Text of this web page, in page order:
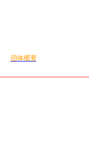
団体概要